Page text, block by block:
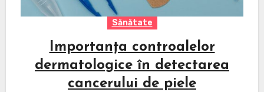
Sănătate
Importanța controalelor
dermatologice în detectarea
cancerului de piele